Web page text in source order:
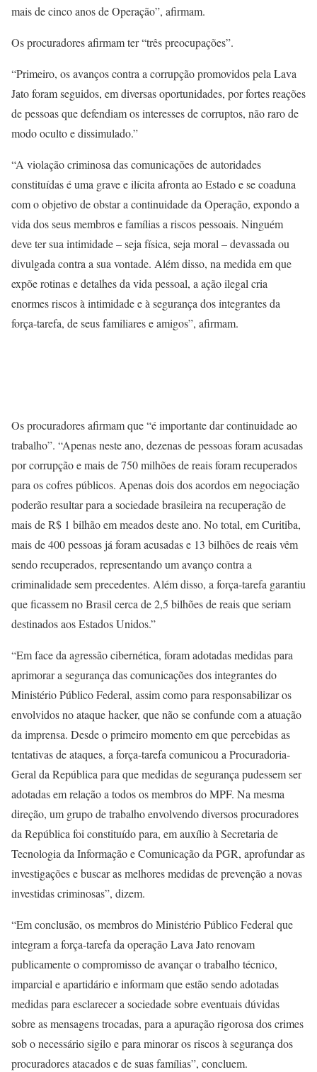
mais de cinco anos de Operação”, afirmam.
Os procuradores afirmam ter “três preocupações”.
“Primeiro, os avanços contra a corrupção promovidos pela Lava
Jato foram seguidos, em diversas oportunidades, por fortes reações
de pessoas que defendiam os interesses de corruptos, não raro de
modo oculto e dissimulado.”
“A violação criminosa das comunicações de autoridades
constituídas é uma grave e ilícita afronta ao Estado e se coaduna
com o objetivo de obstar a continuidade da Operação, expondo a
vida dos seus membros e famílias a riscos pessoais. Ninguém
deve ter sua intimidade – seja física, seja moral – devassada ou
divulgada contra a sua vontade. Além disso, na medida em que
expõe rotinas e detalhes da vida pessoal, a ação ilegal cria
enormes riscos à intimidade e à segurança dos integrantes da
força-tarefa, de seus familiares e amigos”, afirmam.
Os procuradores afirmam que “é importante dar continuidade ao
trabalho”. “Apenas neste ano, dezenas de pessoas foram acusadas
por corrupção e mais de 750 milhões de reais foram recuperados
para os cofres públicos. Apenas dois dos acordos em negociação
poderão resultar para a sociedade brasileira na recuperação de
mais de R$ 1 bilhão em meados deste ano. No total, em Curitiba,
mais de 400 pessoas já foram acusadas e 13 bilhões de reais vêm
sendo recuperados, representando um avanço contra a
criminalidade sem precedentes. Além disso, a força-tarefa garantiu
que ficassem no Brasil cerca de 2,5 bilhões de reais que seriam
destinados aos Estados Unidos.”
“Em face da agressão cibernética, foram adotadas medidas para
aprimorar a segurança das comunicações dos integrantes do
Ministério Público Federal, assim como para responsabilizar os
envolvidos no ataque hacker, que não se confunde com a atuação
da imprensa. Desde o primeiro momento em que percebidas as
tentativas de ataques, a força-tarefa comunicou a Procuradoria-
Geral da República para que medidas de segurança pudessem ser
adotadas em relação a todos os membros do MPF. Na mesma
direção, um grupo de trabalho envolvendo diversos procuradores
da República foi constituído para, em auxílio à Secretaria de
Tecnologia da Informação e Comunicação da PGR, aprofundar as
investigações e buscar as melhores medidas de prevenção a novas
investidas criminosas”, dizem.
“Em conclusão, os membros do Ministério Público Federal que
integram a força-tarefa da operação Lava Jato renovam
publicamente o compromisso de avançar o trabalho técnico,
imparcial e apartidário e informam que estão sendo adotadas
medidas para esclarecer a sociedade sobre eventuais dúvidas
sobre as mensagens trocadas, para a apuração rigorosa dos crimes
sob o necessário sigilo e para minorar os riscos à segurança dos
procuradores atacados e de suas famílias”, concluem.